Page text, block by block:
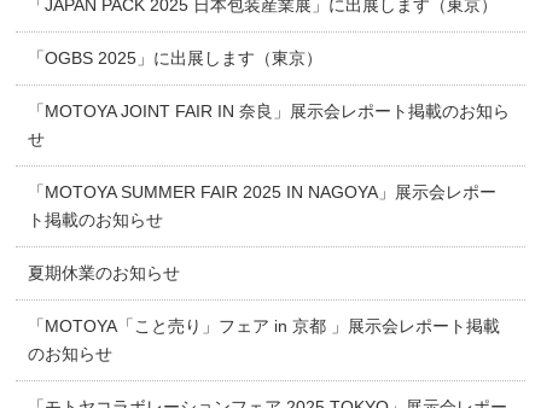
「JAPAN PACK 2025 日本包装産業展」に出展します（東京）
「OGBS 2025」に出展します（東京）
「MOTOYA JOINT FAIR IN 奈良」展示会レポート掲載のお知ら
せ
「MOTOYA SUMMER FAIR 2025 IN NAGOYA」展示会レポー
ト掲載のお知らせ
夏期休業のお知らせ
「MOTOYA「こと売り」フェア in 京都 」展示会レポート掲載
のお知らせ